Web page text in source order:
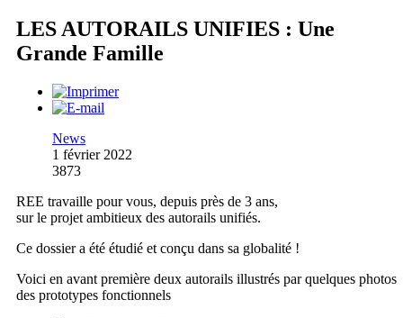
LES AUTORAILS UNIFIES : Une
Grande Famille
News
1 février 2022
3873
REE travaille pour vous, depuis près de 3 ans,
sur le projet ambitieux des autorails unifiés.
Ce dossier a été étudié et conçu dans sa globalité !
Voici en avant première deux autorails illustrés par quelques photos
des prototypes fonctionnels